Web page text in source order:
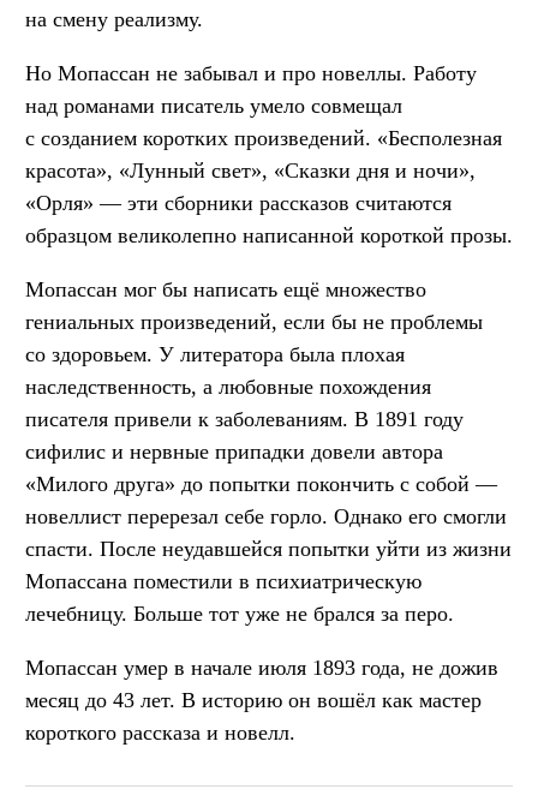
на смену реализму.
Но Мопассан не забывал и про новеллы. Работу
над романами писатель умело совмещал
с созданием коротких произведений. «Бесполезная
красота», «Лунный свет», «Сказки дня и ночи»,
«Орля» — эти сборники рассказов считаются
образцом великолепно написанной короткой прозы.
Мопассан мог бы написать ещё множество
гениальных произведений, если бы не проблемы
со здоровьем. У литератора была плохая
наследственность, а любовные похождения
писателя привели к заболеваниям. В 1891 году
сифилис и нервные припадки довели автора
«Милого друга» до попытки покончить с собой —
новеллист перерезал себе горло. Однако его смогли
спасти. После неудавшейся попытки уйти из жизни
Мопассана поместили в психиатрическую
лечебницу. Больше тот уже не брался за перо.
Мопассан умер в начале июля 1893 года, не дожив
месяц до 43 лет. В историю он вошёл как мастер
короткого рассказа и новелл.